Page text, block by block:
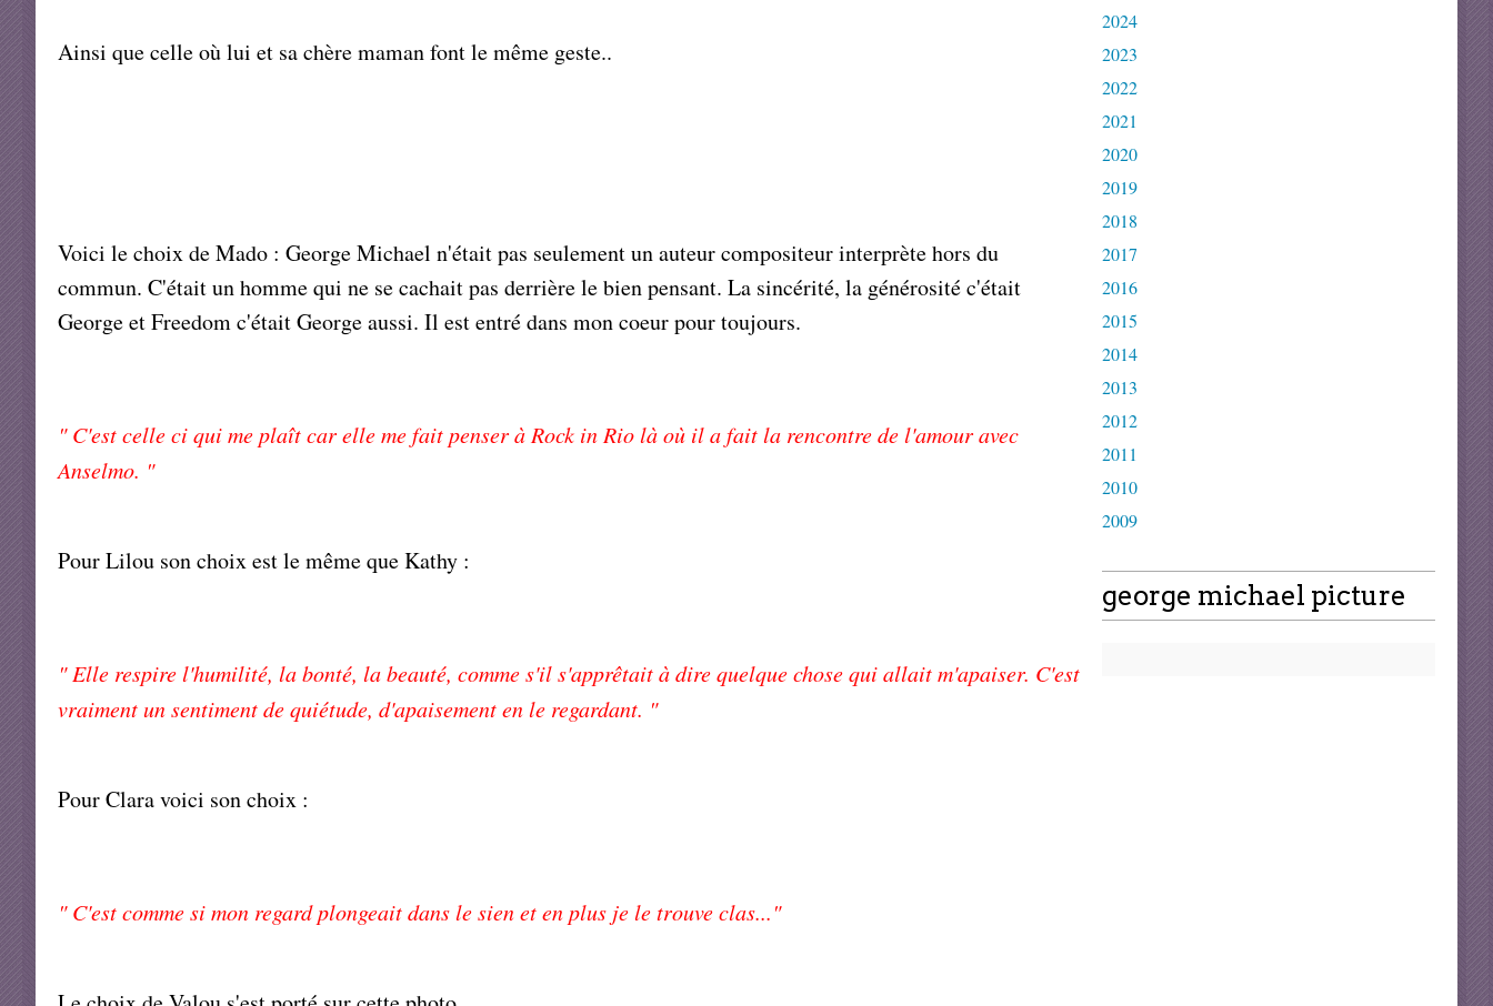
Ainsi que celle où lui et sa chère maman font le même geste..
Voici le choix de Mado : George Michael n'était pas seulement un auteur compositeur interprète hors du
commun. C'était un homme qui ne se cachait pas derrière le bien pensant. La sincérité, la générosité c'était
George et Freedom c'était George aussi. Il est entré dans mon coeur pour toujours.
" C'est celle ci qui me plaît car elle me fait penser à Rock in Rio là où il a fait la rencontre de l'amour avec
Anselmo. "
Pour Lilou son choix est le même que Kathy :
" Elle respire l'humilité, la bonté, la beauté, comme s'il s'apprêtait à dire quelque chose qui allait m'apaiser. C'est
vraiment un sentiment de quiétude, d'apaisement en le regardant. "
Pour Clara voici son choix :
" C'est comme si mon regard plongeait dans le sien et en plus je le trouve clas..."
2024
2023
2022
2021
2020
2019
2018
2017
2016
2015
2014
2013
2012
2011
2010
2009
george michael picture